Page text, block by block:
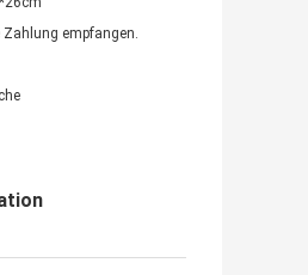
empfangen.